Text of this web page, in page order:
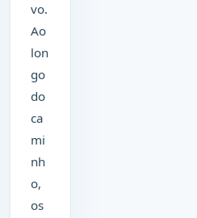
vo.
Ao
lon
go
do
ca
mi
nh
o,
os